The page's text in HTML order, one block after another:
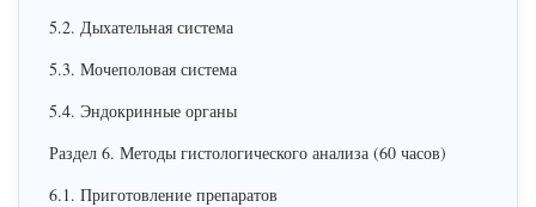
5.2. Дыхательная система
5.3. Мочеполовая система
5.4. Эндокринные органы
Раздел 6. Методы гистологического анализа (60 часов)
6.1. Приготовление препаратов